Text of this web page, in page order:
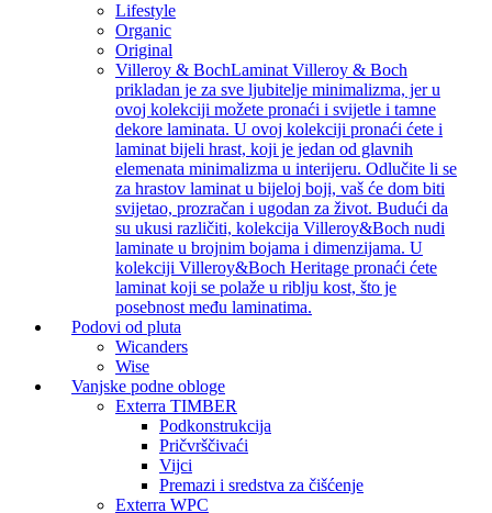
Lifestyle
Organic
Original
Villeroy & BochLaminat Villeroy & Boch
prikladan je za sve ljubitelje minimalizma, jer u
ovoj kolekciji možete pronaći i svijetle i tamne
dekore laminata. U ovoj kolekciji pronaći ćete i
laminat bijeli hrast, koji je jedan od glavnih
elemenata minimalizma u interijeru. Odlučite li se
za hrastov laminat u bijeloj boji, vaš će dom biti
svijetao, prozračan i ugodan za život. Budući da
su ukusi različiti, kolekcija Villeroy&Boch nudi
laminate u brojnim bojama i dimenzijama. U
kolekciji Villeroy&Boch Heritage pronaći ćete
laminat koji se polaže u riblju kost, što je
posebnost među laminatima.
Podovi od pluta
Wicanders
Wise
Vanjske podne obloge
Exterra TIMBER
Podkonstrukcija
Pričvrščivaći
Vijci
Premazi i sredstva za čišćenje
Exterra WPC